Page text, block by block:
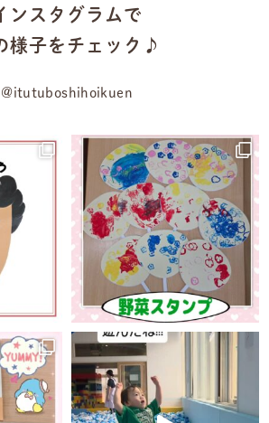
ンスタグラムで
様子をチェック♪
@itutuboshihoikuen